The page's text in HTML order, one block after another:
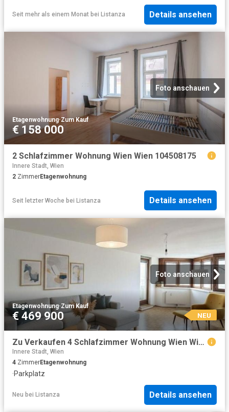
Seit mehr als einem Monat bei Listanza Details ansehen
Foto anschauen
Etagenwohnung·Zum Kauf
€ 158 000
2 Schlafzimmer Wohnung Wien Wien 104508175
Innere Stadt, Wien
2 ZimmerEtagenwohnung
Seit letzter Woche bei Listanza Details ansehen
Foto anschauen
Etagenwohnung·Zum Kauf
€ 469 900 NEU
Zu Verkaufen 4 Schlafzimmer Wohnung Wien Wien DS104827934
Innere Stadt, Wien
4 ZimmerEtagenwohnung
·Parkplatz
Neu bei Listanza Details ansehen